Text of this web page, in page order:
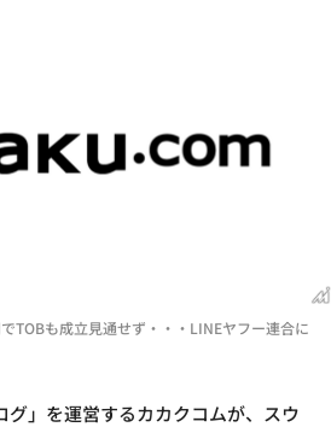
TOBも成立見通せず・・・LINEヤフー連合に
グ」を運営するカカクコムが、スウ